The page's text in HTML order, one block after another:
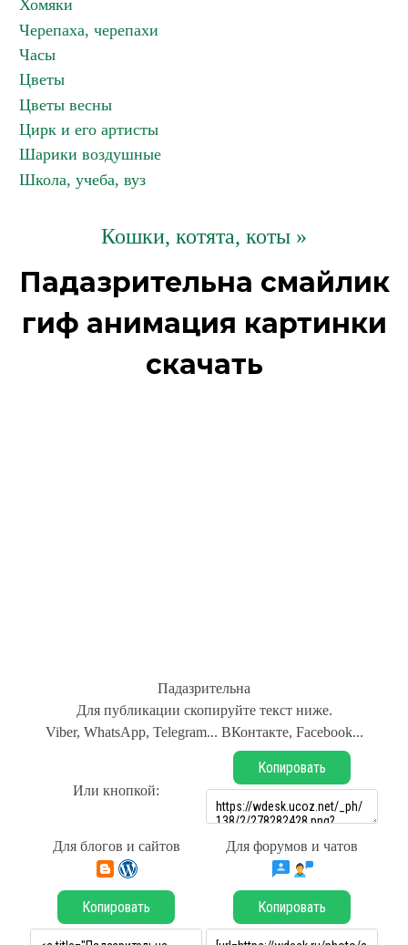
Хомяки
Черепаха, черепахи
Часы
Цветы
Цветы весны
Цирк и его артисты
Шарики воздушные
Школа, учеба, вуз
Кошки, котята, коты »
Падазрительна смайлик
гиф анимация картинки
скачать
Падазрительна
Для публикации скопируйте текст ниже.
Viber, WhatsApp, Telegram... ВКонтакте, Facebook...
Или кнопкой:
Копировать
Для блогов и сайтов Для форумов и чатов
Копировать Копировать